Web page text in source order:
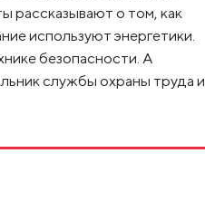
рассказывают о том, как
используют энергетики.
безопасности. А
службы охраны труда и